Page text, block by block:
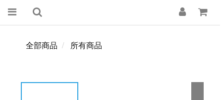
全部商品 所有商品